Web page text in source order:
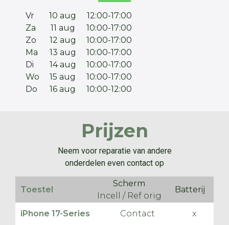
Vr
Za
Zo
Ma
Di
Wo
Do
10 aug
11 aug
12 aug
13 aug
14 aug
15 aug
16 aug
12:00-17:00
10:00-17:00
10:00-17:00
10:00-17:00
10:00-17:00
10:00-17:00
10:00-12:00
Prijzen
Neem voor reparatie van andere
onderdelen even contact op
Toestel
Scherm
Incell / Ref orig
Batterij
iPhone 17-Series Contact x